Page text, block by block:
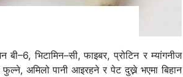
भिटामिन–सी, फाइबर, प्रोटिन र म्यांगनीज
अमिलो पानी आइरहने र पेट दुख्ने भएमा बिहान